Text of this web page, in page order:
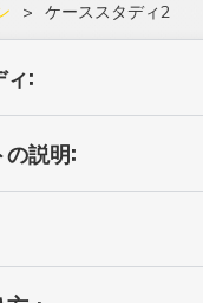
> ケーススタディ2
ィ:
の説明: